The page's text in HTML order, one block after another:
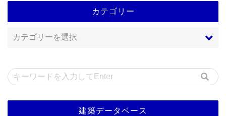
カテゴリー
建築データベース